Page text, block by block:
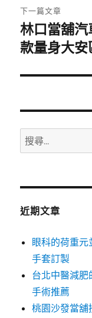
章:
下一篇文章
下
一
文
林口當舖
款量身大
搜
尋
鍵
近期文章
眼科的荷重
手套訂製
台北中醫減肥
手術推薦
桃園沙發當舖